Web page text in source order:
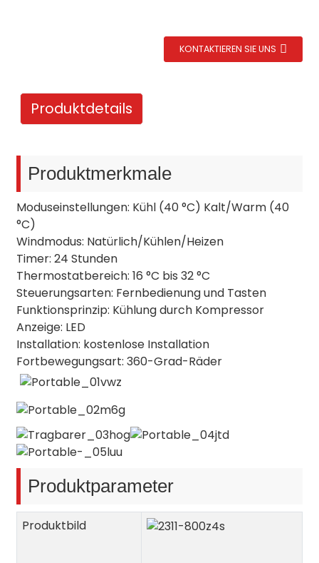
KONTAKTIEREN SIE UNS
Produktdetails
Produktmerkmale
Moduseinstellungen: Kühl (40 °C) Kalt/Warm (40
°C)
Windmodus: Natürlich/Kühlen/Heizen
Timer: 24 Stunden
Thermostatbereich: 16 °C bis 32 °C
Steuerungsarten: Fernbedienung und Tasten
Funktionsprinzip: Kühlung durch Kompressor
Anzeige: LED
Installation: kostenlose Installation
Fortbewegungsart: 360-Grad-Räder
Produktparameter
Produktbild